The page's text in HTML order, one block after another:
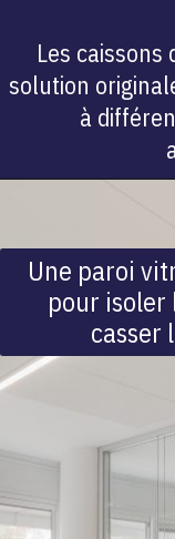
Les
solution
à
Une paroi
pour isoler
casser